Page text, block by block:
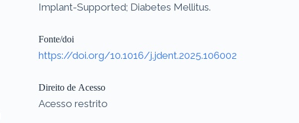
Implant-Supported; Diabetes Mellitus.
Fonte/doi
https://doi.org/10.1016/j.jdent.2025.106002
Direito de Acesso
Acesso restrito